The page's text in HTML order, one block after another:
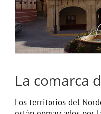
La comarca
Los territorios del